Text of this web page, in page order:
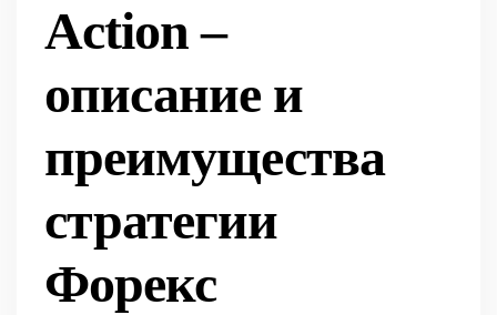
Action –
описание и
преимущества
стратегии
Форекс